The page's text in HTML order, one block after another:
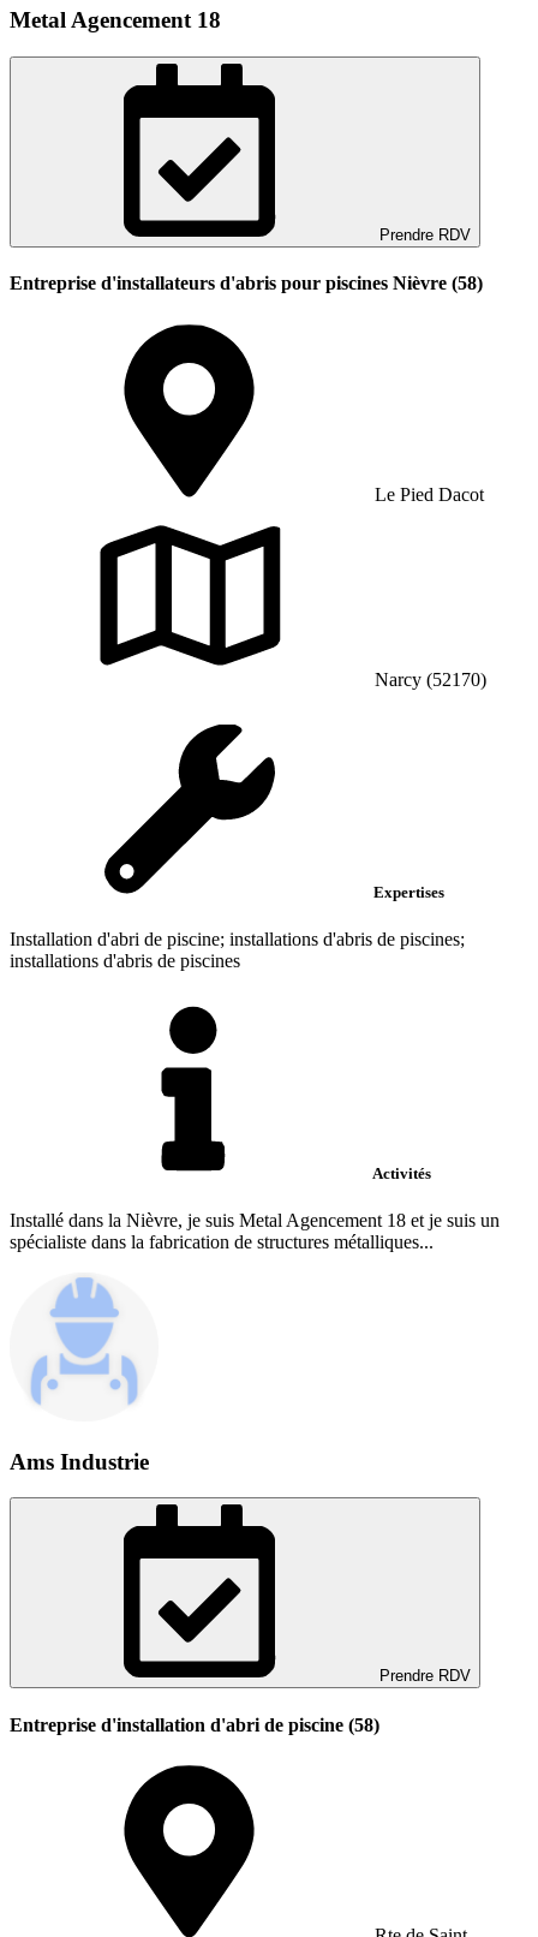
Metal Agencement 18
Prendre RDV
Entreprise d'installateurs d'abris pour piscines Nièvre (58)
Le Pied Dacot
Narcy (52170)
Expertises
Installation d'abri de piscine; installations d'abris de piscines;
installations d'abris de piscines
Activités
Installé dans la Nièvre, je suis Metal Agencement 18 et je suis un
spécialiste dans la fabrication de structures métalliques...
Ams Industrie
Prendre RDV
Entreprise d'installation d'abri de piscine (58)